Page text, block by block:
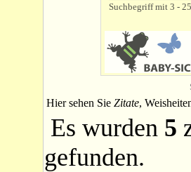
Suchbegriff mit 3 -
Hier sehen Sie Zitate,
Es wurden 5
gefunden.